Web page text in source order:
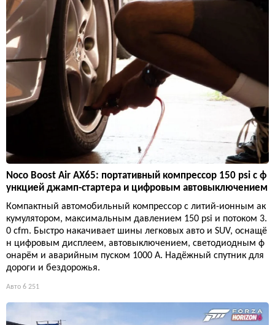
Noco Boost Air AX65: портативный компрессор 150 psi с ф
ункцией джамп-стартера и цифровым автовыключением
Компактный автомобильный компрессор с литий-ионным ак
кумулятором, максимальным давлением 150 psi и потоком 3.
0 cfm. Быстро накачивает шины легковых авто и SUV, оснащё
н цифровым дисплеем, автовыключением, светодиодным ф
онарём и аварийным пуском 1000 А. Надёжный спутник для
дороги и бездорожья.
Авто 6 251